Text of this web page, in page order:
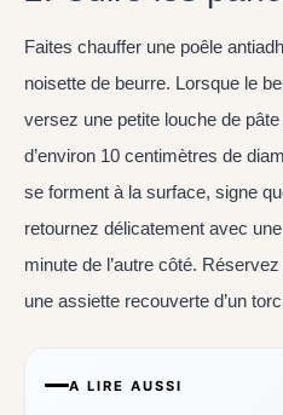
Faites chauffer une poêle
noisette de beurre. Lorsque le
versez une petite louche de
d’environ 10 centimètres de
se forment à la surface, signe
retournez délicatement avec
minute de l’autre côté.
une assiette recouverte d’un
A LIRE AUSSI